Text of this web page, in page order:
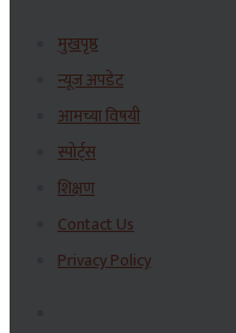
मुखपृष्ठ
न्यूज अपडेट
आमच्या विषयी
स्पोर्ट्स
शिक्षण
Contact Us
Privacy Policy